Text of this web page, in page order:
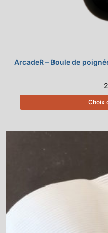
ArcadeR – Boule de
Choix